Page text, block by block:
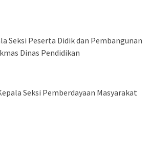
Seksi Peserta Didik dan Pembangunan
Dinas Pendidikan
Seksi Pemberdayaan Masyarakat